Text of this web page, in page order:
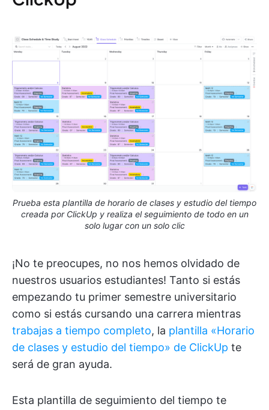
Prueba esta plantilla de horario de clases y estudio del tiempo
creada por ClickUp y realiza el seguimiento de todo en un
solo lugar con un solo clic
¡No te preocupes, no nos hemos olvidado de
nuestros usuarios estudiantes! Tanto si estás
empezando tu primer semestre universitario
como si estás cursando una carrera mientras
trabajas a tiempo completo, la plantilla «Horario
de clases y estudio del tiempo» de ClickUp te
será de gran ayuda.
Esta plantilla de seguimiento del tiempo te